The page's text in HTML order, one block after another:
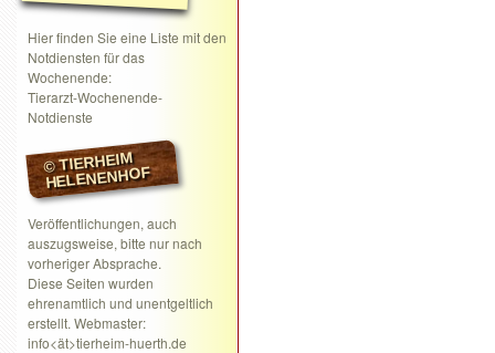
Hier finden Sie eine Liste mit den
Notdiensten für das
Wochenende:
Tierarzt-Wochenende-
Notdienste
© TIERHEIM
HELENENHOF
Veröffentlichungen, auch
auszugsweise, bitte nur nach
vorheriger Absprache.
Diese Seiten wurden
ehrenamtlich und unentgeltlich
erstellt. Webmaster:
info<ät>tierheim-huerth.de